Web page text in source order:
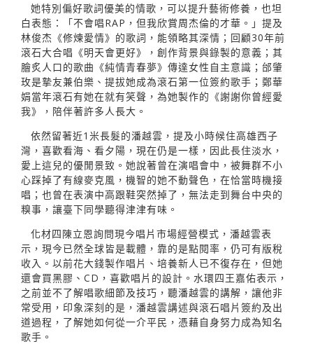
她特別偏好歌詞優美的情歌，可以提升藝術修養，也坦
白表態：「不會唱RAP，但我欣賞周杰倫的才華。」提及
林俊杰《修煉愛情》的歌詞，能領略其深情；回顧30年前
滾石大合唱《明天會更好》，創作背景與錄製的意義；其
膾炙人口的歌曲《純情青春夢》傳達女性自主意識；邰肇
玫是摯友兼伯樂、提拔她成為滾石第一位簽約歌手；鄭華
娟當年滾石有她在就有笑聲，為她製作的《謝謝你曾經愛
我》，陪伴著許多人長大。
依然留著近1米長髮的潘越雲，提及小時候住高雄西子
灣，喜歡看海、看夕陽，現在仍是一樣，因此長住淡水，
愛上這兒的優閒景致。她說著曾在演唱會中，被舞群不小
心踩掉了有線麥克風，機智的她不動聲色，在恰當時機接
唱；也曾在表演中高跟鞋突然掉了，無法走到舞台中央的
糗事，讓臺下同學聽得津津有味。
化材四陳立恩詢問現今唱片市場經營模式，潘越雲表
示，現今已然全球皆是載體，靠的是點閱率，仍可有版稅
收入。以前花大錢製作唱片、培養新人已不復存在，但她
還會買黑膠、CD，喜歡唱片的設計。水環四王嘉佑表示，
之前並不了解唱歌細節及技巧，聽潘越雲的講解，讓他非
常受用，印象深刻的是，潘越雲講述與滾石唱片簽約及出
道過程，了解她如何從一介平民，憑藉自身努力成為知名
歌手。